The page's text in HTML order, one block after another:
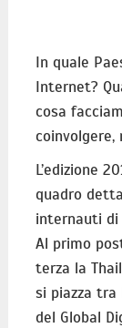
In quale
Internet?
cosa
coinvolgere,
L’edizione
quadro
internauti
Al primo
terza la
si piazza tra
del Global